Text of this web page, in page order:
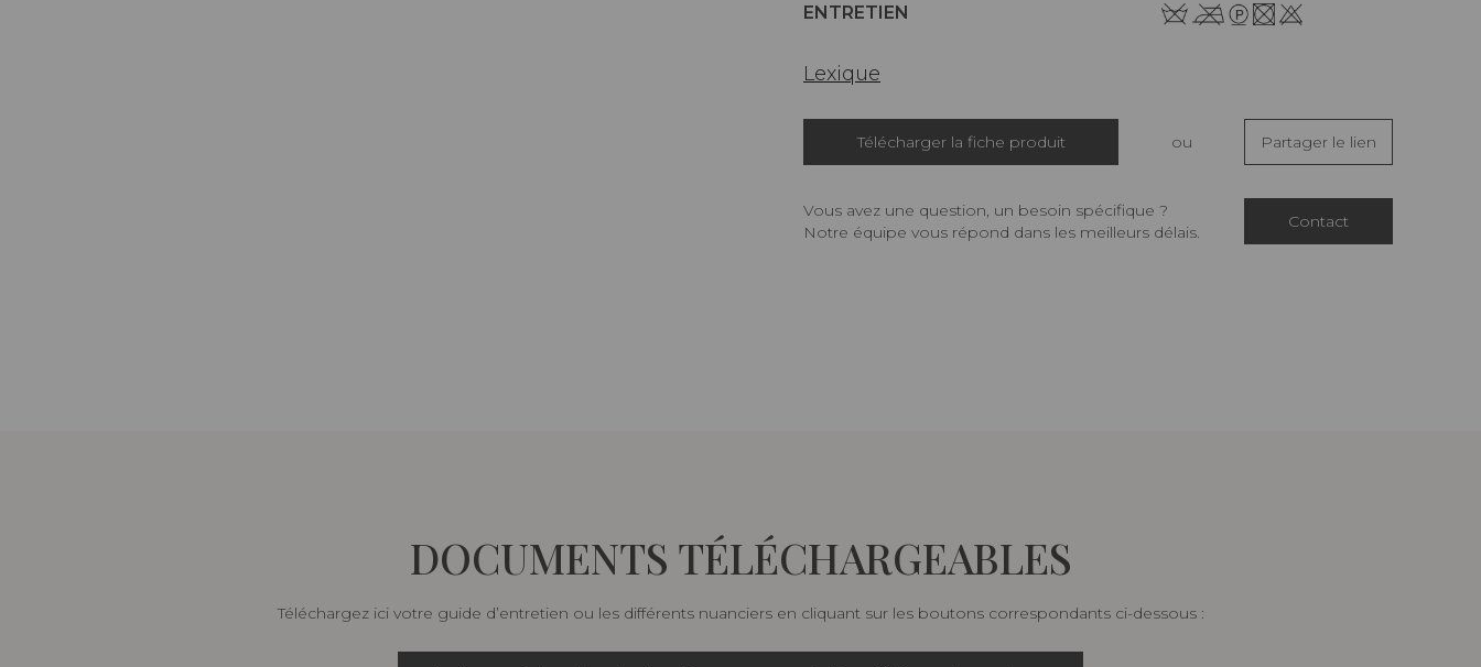
ENTRETIEN
Lexique
Télécharger la fiche produit ou Partager le lien
Vous avez une question, un besoin spécifique ?
Notre équipe vous répond dans les meilleurs délais.
Contact
DOCUMENTS TÉLÉCHARGEABLES
Téléchargez ici votre guide d’entretien ou les différents nuanciers en cliquant sur les boutons correspondants ci-dessous :